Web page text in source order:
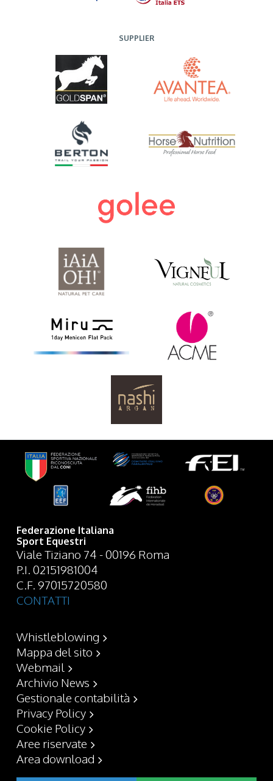
SUPPLIER
Federazione Italiana
Sport Equestri
Viale Tiziano 74 - 00196 Roma
P.I. 02151981004
C.F. 97015720580
CONTATTI
Whistleblowing
Mappa del sito
Webmail
Archivio News
Gestionale contabilità
Privacy Policy
Cookie Policy
Aree riservate
Area download